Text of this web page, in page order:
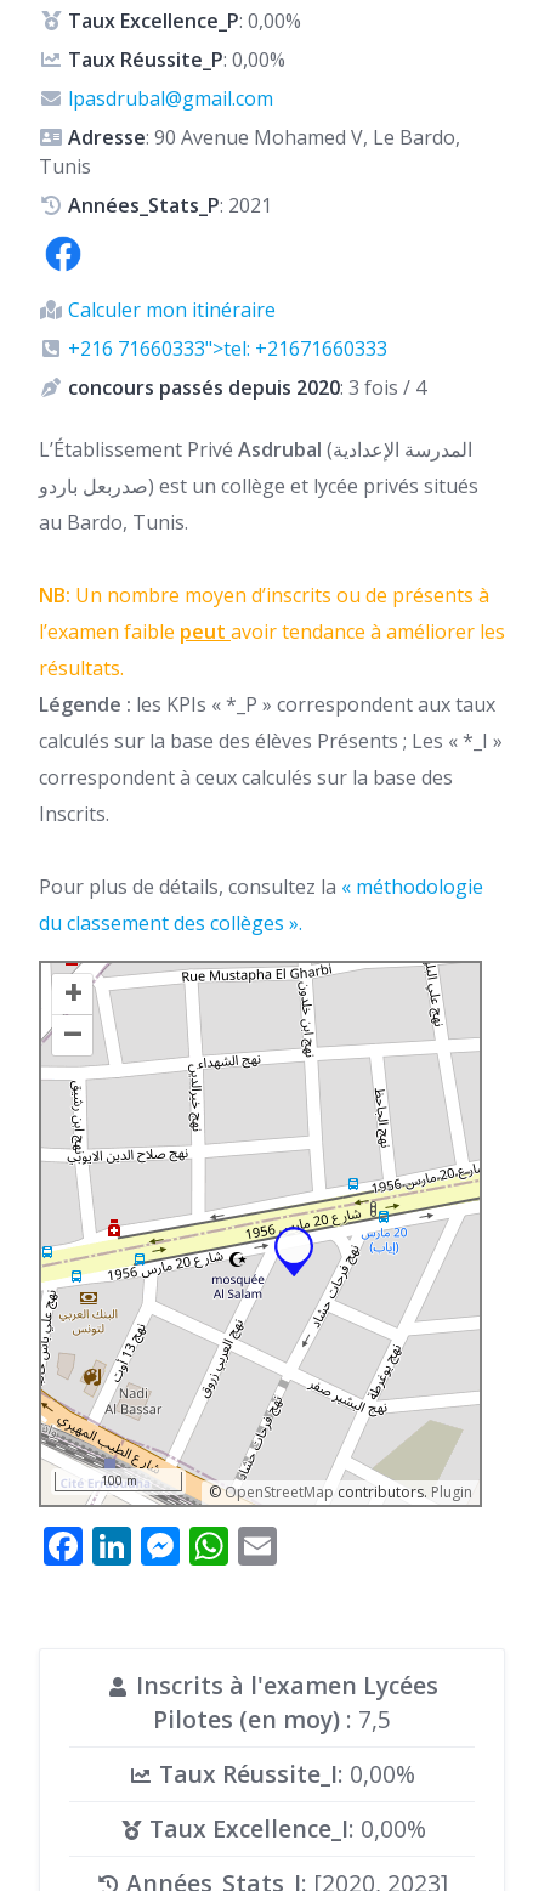
Taux Excellence_P: 0,00%
Taux Réussite_P: 0,00%
lpasdrubal@gmail.com
Adresse: 90 Avenue Mohamed V, Le Bardo,
Tunis
Années_Stats_P: 2021
Calculer mon itinéraire
+216 71660333">tel: +21671660333
concours passés depuis 2020: 3 fois / 4
L’Établissement Privé Asdrubal (المدرسة الإعدادية
صدربعل باردو) est un collège et lycée privés situés
au Bardo, Tunis.
NB: Un nombre moyen d’inscrits ou de présents à
l’examen faible peut avoir tendance à améliorer les
résultats.
Légende : les KPIs « *_P » correspondent aux taux
calculés sur la base des élèves Présents ; Les « *_I »
correspondent à ceux calculés sur la base des
Inscrits.
Pour plus de détails, consultez la « méthodologie
du classement des collèges ».
+
–
©OpenStreetMap contributors. Plugin
100 m
Facebook
LinkedIn
Messenger
WhatsApp
Inscrits à l'examen Lycées
Pilotes (en moy) : 7,5
Taux Réussite_I: 0,00%
Taux Excellence_I: 0,00%
Années_Stats_I: [2020, 2023]